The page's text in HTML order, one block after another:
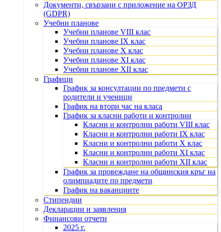
Документи, свързани с приложение на ОРЗД
(GDPR)
Учебни планове
Учебни планове VIII клас
Учебни планове IX клас
Учебни планове X клас
Учебни планове XI клас
Учебни планове XII клас
Графици
График за консултации по предмети с
родители и ученици
График на втори час на класа
График за класни работи и контролни
Класни и контролни работи VIII клас
Класни и контролни работи IX клас
Класни и контролни работи X клас
Класни и контролни работи XI клас
Класни и контролни работи XII клас
График за провеждане на общинския кръг на
олимпиадите по предмети
График на ваканциите
Стипендии
Декларации и заявления
Финансови отчети
2025 г.